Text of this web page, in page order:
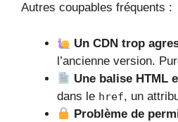
Autres coupables fréquents :
Un CDN trop
l’ancienne version.
Une balise HTML
dans le href, un
Problème de